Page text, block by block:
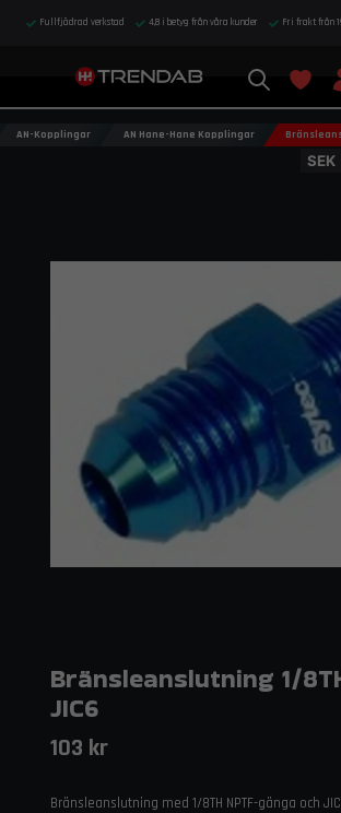
Fullfjädrad verkstad 4,8 i betyg från våra kunder Fri frakt från
AN-Kopplingar AN Hane-Hane Kopplingar
Bränsleanslutning 1/
JIC6
103 kr
Bränsleanslutning med 1/8TH NPTF-gänga och